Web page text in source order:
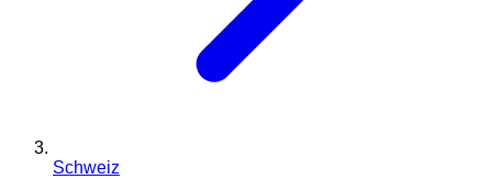
Schweiz